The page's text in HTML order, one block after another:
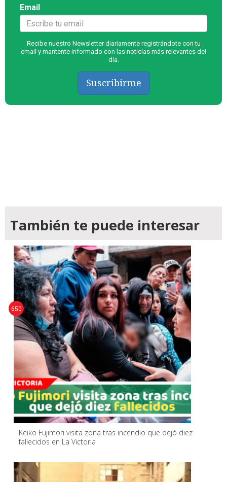
Email
Recibe nuestro Newsletter diariamente registrándote con tu
email y mantente informado con las noticias más relevantes del
día.
Suscribirme
También te puede interesar
Keiko Fujimori visita zona tras incendio que dejó diez
fallecidos en La Victoria
650